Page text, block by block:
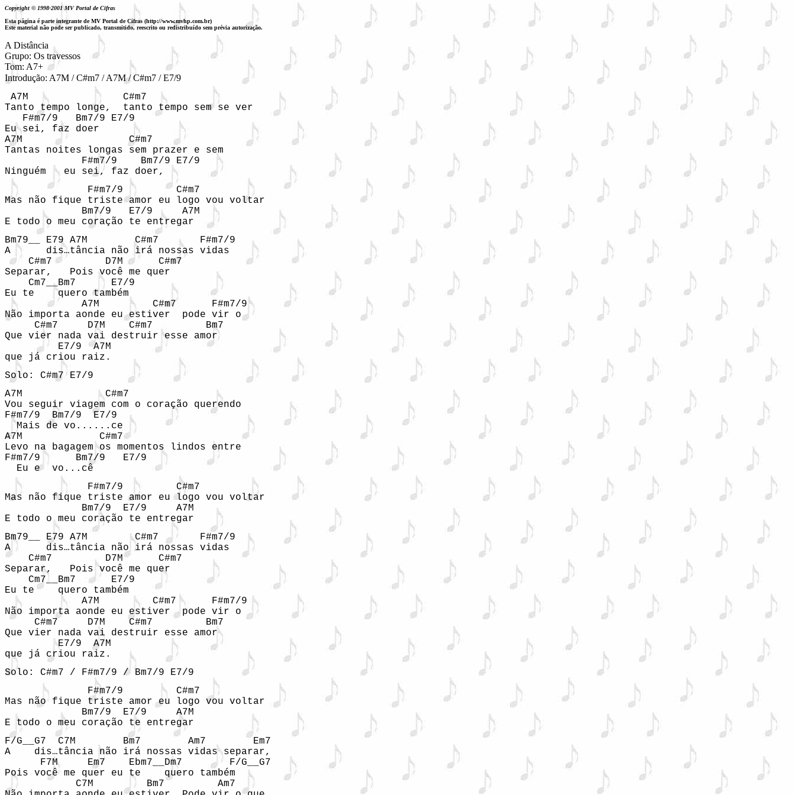
Copyright © 1998-2001 MV Portal de Cifras
Esta página é parte integrante de MV Portal de Cifras (http://www.mvhp.com.br)
Este material não pode ser publicado, transmitido, reescrito ou redistribuído sem prévia autorização.
A Distância
Grupo: Os travessos
Tom: A7+
Introdução: A7M / C#m7 / A7M / C#m7 / E7/9
A7M                C#m7
Tanto tempo longe,  tanto tempo sem se ver
   F#m7/9   Bm7/9 E7/9
Eu sei, faz doer
A7M                  C#m7
Tantas noites longas sem prazer e sem
             F#m7/9    Bm7/9 E7/9
Ninguém   eu sei, faz doer,
              F#m7/9         C#m7
Mas não fique triste amor eu logo vou voltar
             Bm7/9   E7/9     A7M
E todo o meu coração te entregar
Bm79__ E79 A7M        C#m7       F#m7/9
A      dis…tância não irá nossas vidas
    C#m7         D7M      C#m7
Separar,   Pois você me quer
    Cm7__Bm7      E7/9
Eu te    quero também
             A7M         C#m7      F#m7/9
Não importa aonde eu estiver  pode vir o
     C#m7     D7M    C#m7         Bm7
Que vier nada vai destruir esse amor
         E7/9  A7M
que já criou raiz.
Solo: C#m7 E7/9
A7M              C#m7
Vou seguir viagem com o coração querendo
F#m7/9  Bm7/9  E7/9
  Mais de vo......ce
A7M             C#m7
Levo na bagagem os momentos lindos entre
F#m7/9      Bm7/9   E7/9
  Eu e  vo...cê
              F#m7/9         C#m7
Mas não fique triste amor eu logo vou voltar
             Bm7/9  E7/9     A7M
Bm79__ E79 A7M        C#m7       F#m7/9
A      dis…tância não irá nossas vidas
    C#m7         D7M      C#m7
Separar,   Pois você me quer
    Cm7__Bm7      E7/9
Eu te    quero também
             A7M         C#m7      F#m7/9
Não importa aonde eu estiver  pode vir o
     C#m7     D7M    C#m7         Bm7
Que vier nada vai destruir esse amor
         E7/9  A7M
que já criou raiz.
Solo: C#m7 / F#m7/9 / Bm7/9 E7/9
              F#m7/9         C#m7
Mas não fique triste amor eu logo vou voltar
             Bm7/9  E7/9     A7M
E todo o meu coração te entregar
F/G__G7  C7M        Bm7        Am7        Em7
A    dis…tância não irá nossas vidas separar,
      F7M     Em7    Ebm7__Dm7        F/G__G7
Pois você me quer eu te    quero também
            C7M         Bm7         Am7